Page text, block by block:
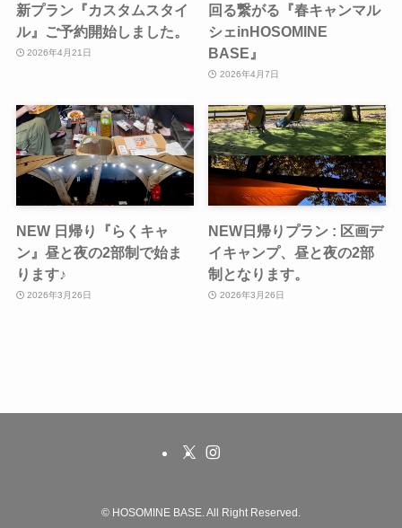
新プラン『カスタムスタイ
ル』ご予約開始しました。
2026年4月21日
回る繋がる『春キャンマル
シェinHOSOMINE
BASE』
2026年4月7日
NEW 日帰り『らくキャ
ン』昼と夜の2部制で始ま
ります♪
2026年3月26日
NEW日帰りプラン : 区画デ
イキャンプ、昼と夜の2部
制となります。
2026年3月26日
© HOSOMINE BASE. All Right Reserved.